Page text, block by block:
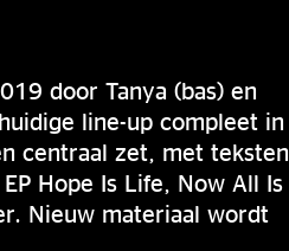
door Tanya (bas) en
line-up compleet in
centraal zet, met teksten
Hope Is Life, Now All Is
Nieuw materiaal wordt